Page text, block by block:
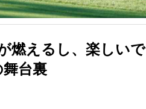
燃えるし、楽しいで
台裏